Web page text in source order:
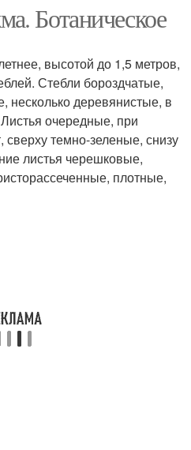
Ботаническое
высотой до 1,5 метров,
Стебли бороздчатые,
деревянистые, в
очередные, при
сверху темно-зеленые, снизу
листья черешковые,
плотные,